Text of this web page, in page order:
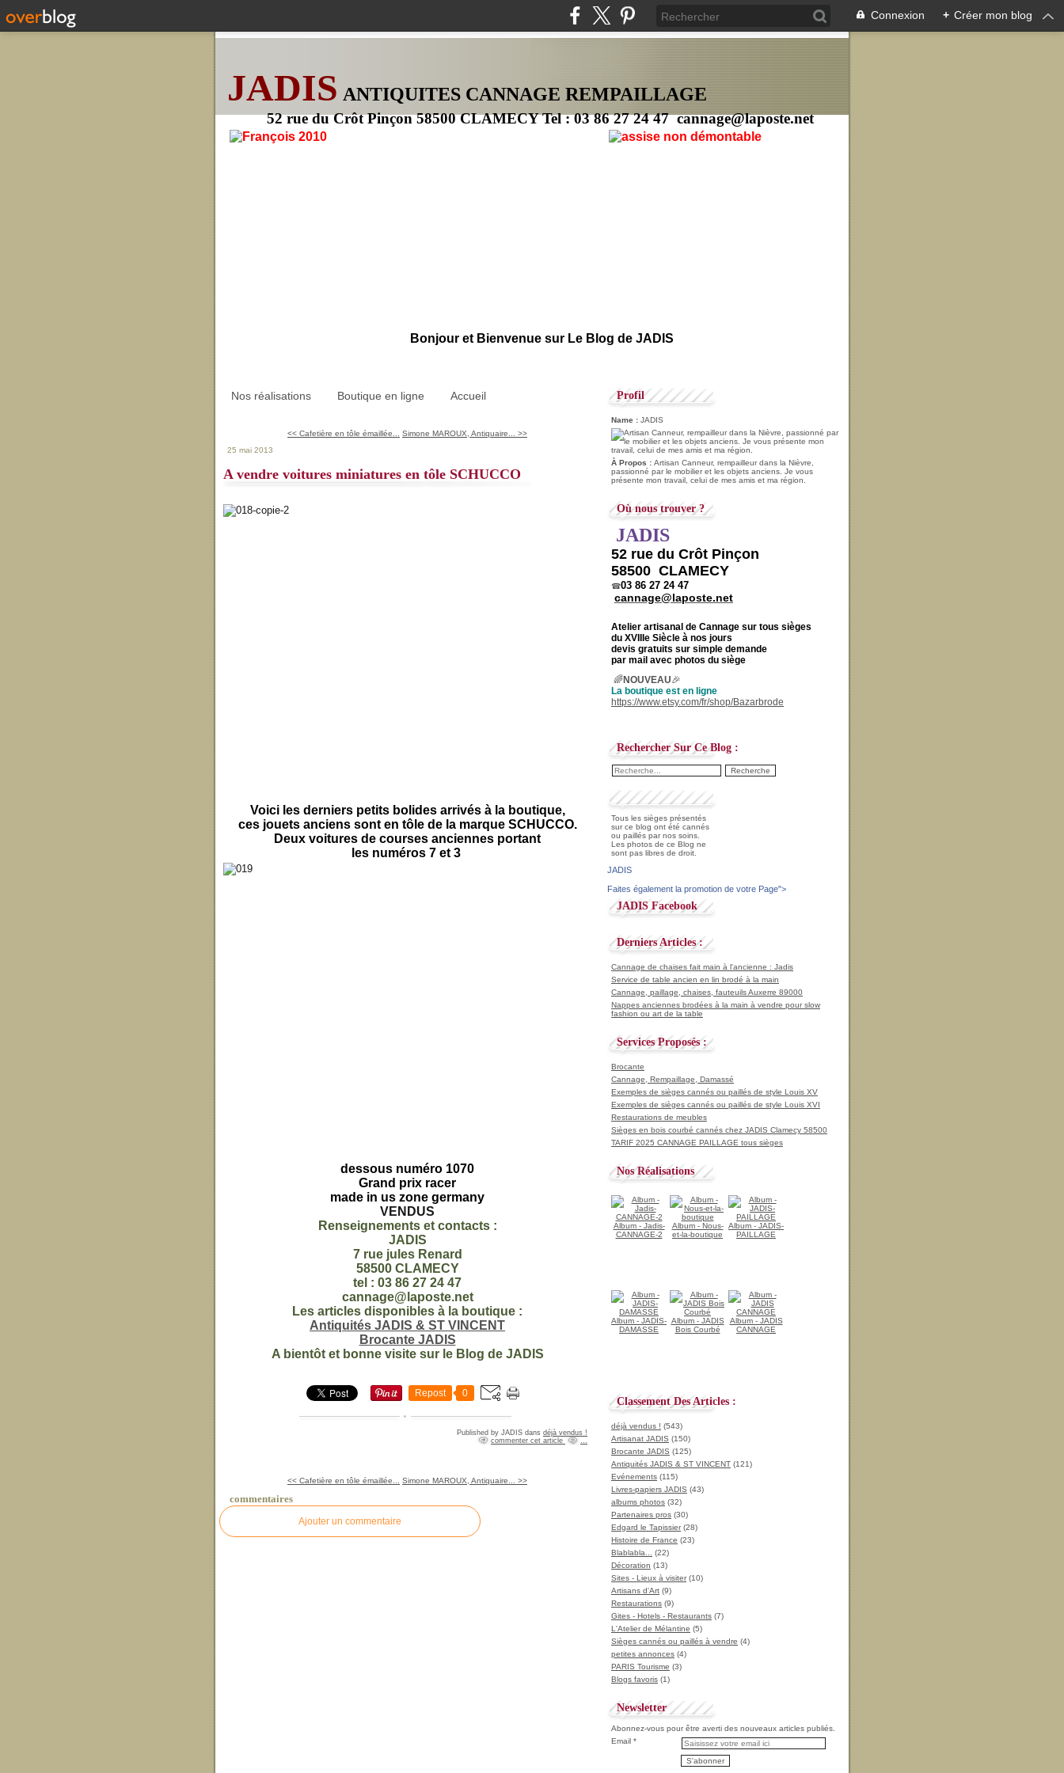
Connexion + Créer mon blog
JADIS ANTIQUITES CANNAGE REMPAILLAGE
52 rue du Crôt Pinçon 58500 CLAMECY Tel : 03 86 27 24 47 cannage@laposte.net
Bonjour et Bienvenue sur Le Blog de JADIS
Nos réalisations Boutique en ligne Accueil
<< Cafetière en tôle émaillée...
Simone MAROUX, Antiquaire... >>
25 mai 2013
A vendre voitures miniatures en tôle SCHUCCO
Voici les derniers petits bolides arrivés à la boutique,
ces jouets anciens sont en tôle de la marque SCHUCCO.
Deux voitures de courses anciennes portant
les numéros 7 et 3
dessous numéro 1070
Grand prix racer
made in us zone germany
VENDUS
Renseignements et contacts :
JADIS
7 rue jules Renard
58500 CLAMECY
tel : 03 86 27 24 47
cannage@laposte.net
Les articles disponibles à la boutique :
Antiquités JADIS & ST VINCENT
Brocante JADIS
A bientôt et bonne visite sur le Blog de JADIS
Repost 0
Published by JADIS dans déjà vendus !
commenter cet article
<< Cafetière en tôle émaillée... Simone MAROUX, Antiquaire... >>
commentaires
Ajouter un commentaire
Profil
Name : JADIS
À Propos : Artisan Canneur, rempailleur dans la Nièvre,
passionné par le mobilier et les objets anciens. Je vous
présente mon travail, celui de mes amis et ma région.
Où nous trouver ?
JADIS
52 rue du Crôt Pinçon
58500 CLAMECY
☎03 86 27 24 47
cannage@laposte.net
Atelier artisanal de Cannage sur tous sièges
du XVIIIe Siècle à nos jours
devis gratuits sur simple demande
par mail avec photos du siège
🌈NOUVEAU🎉
La boutique est en ligne
https://www.etsy.com/fr/shop/Bazarbrode
Rechercher Sur Ce Blog :
Tous les sièges présentés
sur ce blog ont été cannés
ou paillés par nos soins.
Les photos de ce Blog ne
sont pas libres de droit.
JADIS
Faites également la promotion de votre Page">
JADIS Facebook
Derniers Articles :
Cannage de chaises fait main à l'ancienne : Jadis
Service de table ancien en lin brodé à la main
Cannage, paillage, chaises, fauteuils Auxerre 89000
Nappes anciennes brodées à la main à vendre pour slow
fashion ou art de la table
Services Proposés :
Brocante
Cannage, Rempaillage, Damassé
Exemples de sièges cannés ou paillés de style Louis XV
Exemples de sièges cannés ou paillés de style Louis XVI
Restaurations de meubles
Sièges en bois courbé cannés chez JADIS Clamecy 58500
TARIF 2025 CANNAGE PAILLAGE tous sièges
Nos Réalisations
Album - Jadis-
CANNAGE-2
Album - Nous-
et-la-boutique
Album - JADIS-
PAILLAGE
Album - JADIS-
DAMASSE
Album - JADIS
Bois Courbé
Album - JADIS
CANNAGE
Classement Des Articles :
déjà vendus ! (543)
Artisanat JADIS (150)
Brocante JADIS (125)
Antiquités JADIS & ST VINCENT (121)
Evénements (115)
Livres-papiers JADIS (43)
albums photos (32)
Partenaires pros (30)
Edgard le Tapissier(28)
Histoire de France (23)
Blablabla...
(22)
Décoration (13)
Sites - Lieux à visiter(10)
Artisans d'Art (9)
Restaurations (9)
Gites - Hotels - Restaurants (7)
L'Atelier de Mélantine (5)
Sièges cannés ou paillés à vendre (4)
petites annonces (4)
PARIS Tourisme (3)
Blogs favoris (1)
Newsletter
Abonnez-vous pour être averti des nouveaux articles publiés.
Email